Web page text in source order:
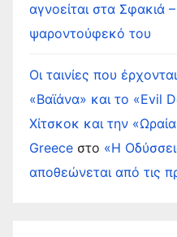
αγνοείται στα Σφακιά
ψαροντούφεκό του
Οι ταινίες που
«Βαϊάνα» και το «Evil
Χίτσκοκ και την
Greece στο «Η
αποθεώνεται από τις